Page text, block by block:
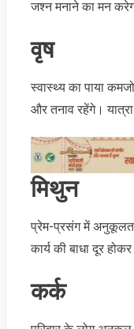
जश्न मनाने का मन
वृष
स्वास्थ्य का पाया
और तनाव रहेंगे।
मिथुन
प्रेम-प्रसंग में अनुकूलता
कार्य की बाधा दूर
कर्क